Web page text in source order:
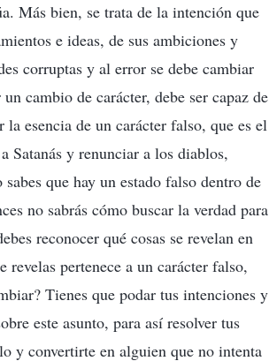
Más bien, se trata de la intención que
e ideas, de sus ambiciones y
corruptas y al error se debe cambiar
cambio de carácter, debe ser capaz de
la esencia de un carácter falso, que es el
Satanás y renunciar a los diablos,
que hay un estado falso dentro de
no sabrás cómo buscar la verdad para
reconocer qué cosas se revelan en
pertenece a un carácter falso,
Tienes que podar tus intenciones y
este asunto, para así resolver tus
y convertirte en alguien que no intenta